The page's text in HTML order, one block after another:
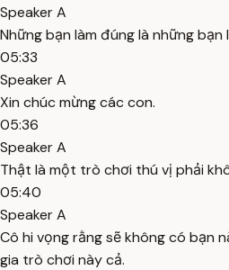
Speaker A
Những bạn làm đúng là những bạn
05:33
Speaker A
Xin chúc mừng các con.
05:36
Speaker A
Thật là một trò chơi thú vị phải
05:40
Speaker A
Cô hi vọng rằng sẽ không có bạn
gia trò chơi này cả.